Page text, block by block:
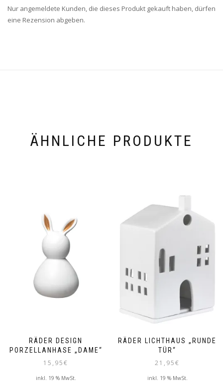
Nur angemeldete Kunden, die dieses Produkt gekauft haben, dürfen
eine Rezension abgeben.
ÄHNLICHE PRODUKTE
RÄDER DESIGN
PORZELLANHASE „DAME“
15,95€
inkl. 19 % MwSt.
RÄDER LICHTHAUS „RUNDE
TÜR“
21,95€
inkl. 19 % MwSt.